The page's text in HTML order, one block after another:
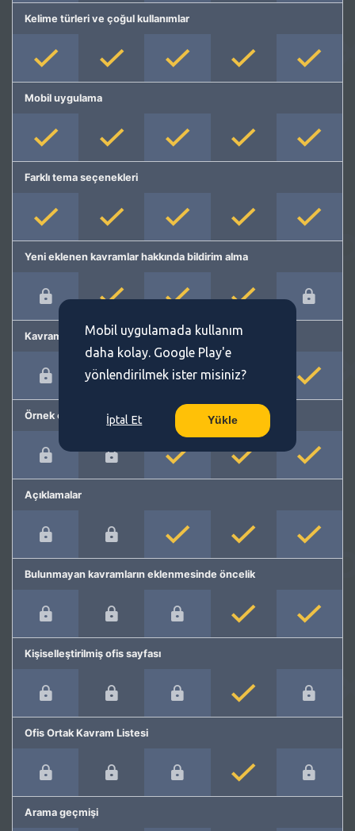
Kelime türleri ve çoğul kullanımlar
Mobil uygulama
Farklı tema seçenekleri
Yeni eklenen kavramlar hakkında bildirim alma
Kavram önerme
Örnek cümleler
Açıklamalar
Bulunmayan kavramların eklenmesinde öncelik
Kişiselleştirilmiş ofis sayfası
Ofis Ortak Kavram Listesi
Arama geçmişi
Mobil uygulamada kullanım
daha kolay. Google Play'e
yönlendirilmek ister misiniz?
İptal Et Yükle